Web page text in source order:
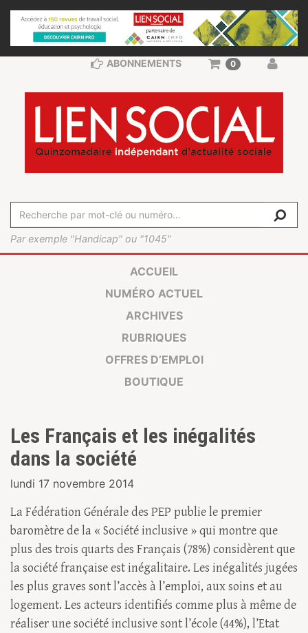
Par exemple "Handicap" ou "1045"
ABONNEMENTS 0
ACCUEIL
NUMÉRO ACTUEL
ARCHIVES
RUBRIQUES
OFFRES D’EMPLOI
BOUTIQUE
Les Français et les inégalités
dans la société
lundi 17 novembre 2014
La Fédération Générale des PEP publie le premier
baromètre de la « Société inclusive » qui montre que
plus des trois quarts des Français (78%) considèrent que
la société française est inégalitaire. Les inégalités jugées
les plus graves sont l’accès à l’emploi, aux soins et au
logement. Les acteurs identifiés comme plus à même de
réaliser une société inclusive sont l’école (44%), l’Etat